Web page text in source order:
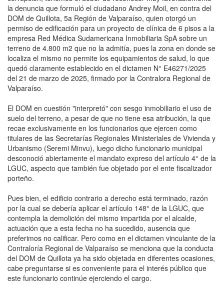
la denuncia que formuló el ciudadano Andrey Moil, en contra del
DOM de Quillota, 5a Región de Valparaíso, quien otorgó un
permiso de edificación para un proyecto de clínica de 6 pisos a la
empresa Red Médica Sudamericana Inmobiliaria SpA sobre un
terreno de 4.800 m2 que no la admitía, pues la zona en donde se
localiza el mismo no permite los equipamientos de salud, lo que
quedó claramente establecido en el dictamen N° E46271/2025
del 21 de marzo de 2025, firmado por la Contralora Regional de
Valparaíso.
El DOM en cuestión "interpretó" con sesgo inmobiliario el uso de
suelo del terreno, a pesar de que no tiene esa atribución, la que
recae exclusivamente en los funcionarios que ejercen como
titulares de las Secretarías Regionales Ministeriales de Vivienda y
Urbanismo (Seremi Minvu), luego dicho funcionario municipal
desconoció abiertamente el mandato expreso del artículo 4° de la
LGUC, aspecto que también fue objetado por el ente fiscalizador
porteño.
Pues bien, el edificio contrario a derecho está terminado, razón
por la cual se debería aplicar el artículo 148° de la LGUC, que
contempla la demolición del mismo impartida por el alcalde,
actuación que a esta fecha no ha sucedido, ausencia que
preferimos no calificar. Pero como en el dictamen vinculante de la
Contraloría Regional de Valparaíso se menciona que la conducta
del DOM de Quillota ya ha sido objetada en diferentes ocasiones,
cabe preguntarse si es conveniente para el interés público que
este funcionario continúe ejerciendo el cargo.